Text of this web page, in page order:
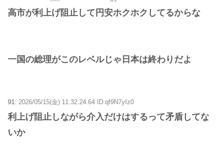
高市が利上げ阻止して円安ホクホクしてるからな
一国の総理がこのレベルじゃ日本は終わりだよ
91: 2026/05/15(金) 11:32:24.64 ID:qf9N7yIz0
利上げ阻止しながら介入だけはするって矛盾してな
いか